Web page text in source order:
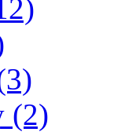
(2)